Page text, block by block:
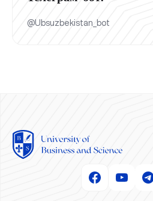
@Ubsuzbekistan_bot